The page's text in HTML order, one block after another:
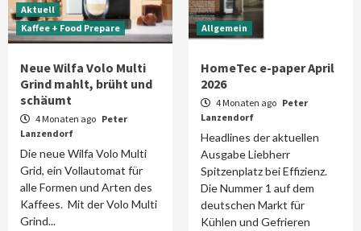
Aktuell
Kaffee + Food Prepare
Neue Wilfa Volo Multi
Grind mahlt, brüht und
schäumt
4 Monaten ago Peter
Lanzendorf
Die neue Wilfa Volo Multi
Grid, ein Vollautomat für
alle Formen und Arten des
Kaffees. Mit der Volo Multi
Grind...
Allgemein
HomeTec e-paper April
2026
4 Monaten ago Peter
Lanzendorf
Headlines der aktuellen
Ausgabe Liebherr
Spitzenplatz bei Effizienz.
Die Nummer 1 auf dem
deutschen Markt für
Kühlen und Gefrieren